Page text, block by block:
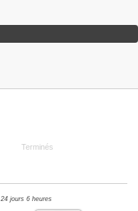
Terminés
24 jours 6 heures